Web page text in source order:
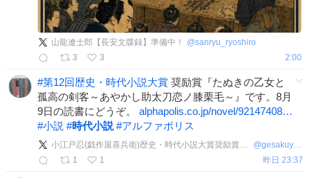
山龍遼士郎【長安文牒録】準備中！ @sanryu_ryoshiro
3
3 2:00
#第12回歴史・時代小説大賞 奨励賞『たぬきの乙女と
孤高の剣客～あやかし助太刀恋ノ膝栗毛～』です。8月
9日の読書にどうぞ。 alphapolis.co.jp/novel/92147408…
#小説 #時代小説 #アルファポリス
小江戸忍(戯作屋喜兵衛)歴史・時代小説大賞奨励賞受賞２作品など書籍化打診歓迎 @gesakuyakihei
1
1 昨日 23:37